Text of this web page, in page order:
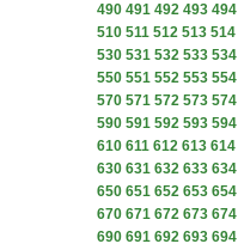
490 491 492 493 494
510 511 512 513 514
530 531 532 533 534
550 551 552 553 554
570 571 572 573 574
590 591 592 593 594
610 611 612 613 614
630 631 632 633 634
650 651 652 653 654
670 671 672 673 674
690 691 692 693 694